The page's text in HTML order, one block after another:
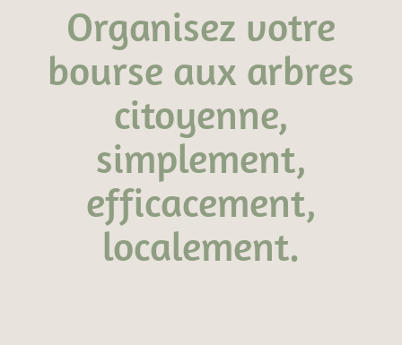
Organisez votre
bourse aux arbres
citoyenne,
simplement,
efficacement,
localement.